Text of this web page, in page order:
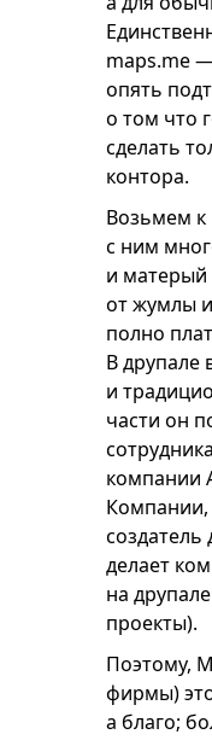
maps.me
опять
о том что
сделать
контора.
Возьмем к
с ним
и матерый
от жумлы
полно
В друпале
и
части он
компании
Компании,
создатель
делает
на
проекты).
Поэтому,
фирмы)
а благо;